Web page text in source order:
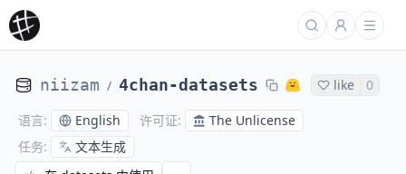
niizam / 4chan-datasets like 0
语言: English 许可证:
The Unlicense
任务: 文本生成